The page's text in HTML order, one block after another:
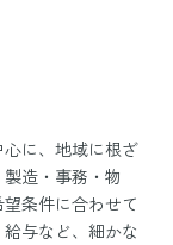
に、地域に根ざ
造・事務・物
条件に合わせて
与など、細かな